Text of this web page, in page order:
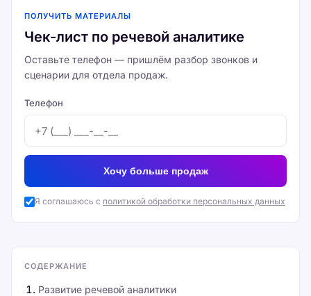
ПОЛУЧИТЬ МАТЕРИАЛЫ
Чек-лист по речевой аналитике
Оставьте телефон — пришлём разбор звонков и
сценарии для отдела продаж.
Телефон
Хочу больше продаж
Я соглашаюсь с политикой обработки персональных данных
СОДЕРЖАНИЕ
Развитие речевой аналитики